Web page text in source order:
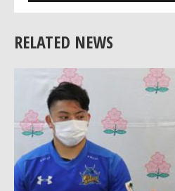
RELATED NEWS